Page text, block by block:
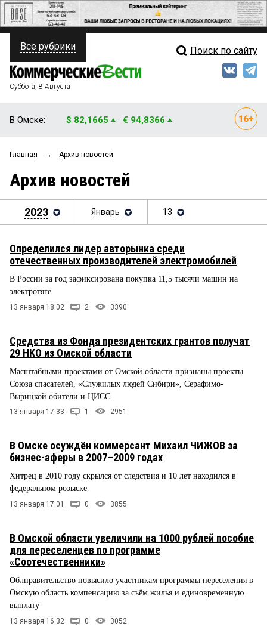
ПОЛИТИКА
ФИНАНСЫ
ОБЩЕСТВО
ЗАКОН
НОВОСТИ КОМПАНИЙ
СТИЛЬ ЖИЗНИ
Свежий выпуск
Блоги
Все рубрики Поиск по сайту
Суббота, 8 Августа
В Омске: $ 82,1665 € 94,8366
Главная → Архив новостей
Архив новостей
2023 Январь 13
Определился лидер авторынка среди
отечественных производителей электромобилей
В России за год зафиксирована покупка 11,5 тысячи машин на
электротяге
13 января 18:02 2 3390
Средства из Фонда президентских грантов получат
29 НКО из Омской области
Масштабными проектами от Омской области признаны проекты
Союза спасателей, «Служилых людей Сибири», Серафимо-
Вырицкой обители и ЦИСС
13 января 17:33 1 2951
В Омске осуждён коммерсант Михаил ЧИЖОВ за
бизнес-аферы в 2007–2009 годах
Хитрец в 2010 году скрылся от следствия и 10 лет находился в
федеральном розыске
13 января 17:01 0 3855
В Омской области увеличили на 1000 рублей пособие
для переселенцев по программе
«Соотечественники»
Облправительство повысило участникам программы переселения в
Омскую область компенсацию за съём жилья и единовременную
выплату
13 января 16:32 0 3052